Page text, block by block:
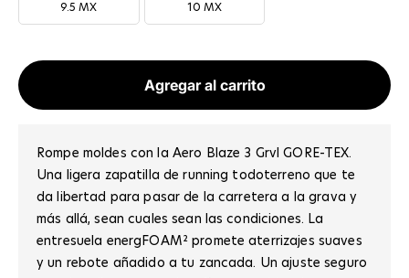
9.5 MX 10 MX
Agregar al carrito
Rompe moldes con la Aero Blaze 3 Grvl GORE-TEX.
Una ligera zapatilla de running todoterreno que te
da libertad para pasar de la carretera a la grava y
más allá, sean cuales sean las condiciones. La
entresuela energFOAM² promete aterrizajes suaves
y un rebote añadido a tu zancada. Un ajuste seguro